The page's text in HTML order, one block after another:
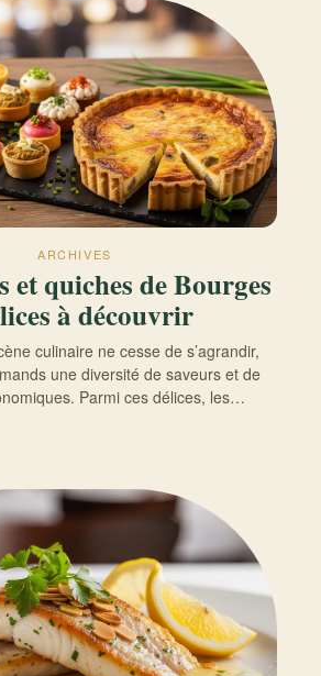
ARCHIVES
et quiches de Bourges
à découvrir
culinaire ne cesse de s’agrandir,
une diversité de saveurs et de
Parmi ces délices, les…